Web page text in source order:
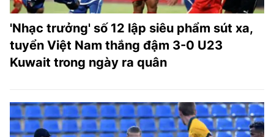
'Nhạc trưởng' số 12 lập siêu phẩm sút xa,
tuyển Việt Nam thắng đậm 3-0 U23
Kuwait trong ngày ra quân